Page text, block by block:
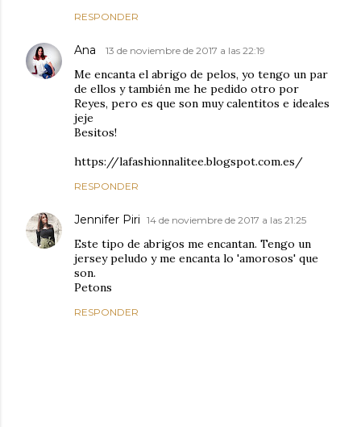
RESPONDER
Ana 13 de noviembre de 2017 a las 22:19
Me encanta el abrigo de pelos, yo tengo un par
de ellos y también me he pedido otro por
Reyes, pero es que son muy calentitos e ideales
jeje
Besitos!
https://lafashionnalitee.blogspot.com.es/
RESPONDER
Jennifer Piri 14 de noviembre de 2017 a las 21:25
Este tipo de abrigos me encantan. Tengo un
jersey peludo y me encanta lo 'amorosos' que
son.
Petons
RESPONDER